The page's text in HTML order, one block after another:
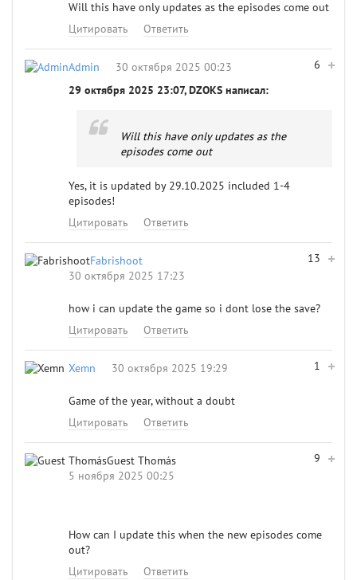
Will this have only updates as the episodes come out
Цитировать
Ответить
6
Admin
30 октября 2025 00:23
29 октября 2025 23:07, DZOKS написал:
Will this have only updates as the
episodes come out
Yes, it is updated by 29.10.2025 included 1-4
episodes!
Цитировать
Ответить
13
Fabrishoot
30 октября 2025 17:23
how i can update the game so i dont lose the save?
Цитировать
Ответить
1
Xemn 30 октября 2025 19:29
Game of the year, without a doubt
Цитировать
Ответить
9
Guest Thomás
5 ноября 2025 00:25
How can I update this when the new episodes come
out?
Цитировать
Ответить